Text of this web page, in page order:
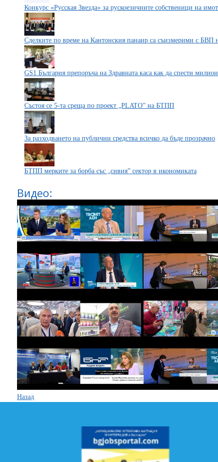
Конкурс «Русская Звезда» за рускоезичните собственици на
Сделките по време на Кантонския панаир са съизмерими с БВП
GS1 България препоръча на Здравната каса как да спести
Състоя се 5-та среща по проект „PLATO” на БТПП
За разходването на публични средства всичко да бъде прозрачно
БТПП мерките за борба със „сивия” сектор в икономиката
Видео:
Назад